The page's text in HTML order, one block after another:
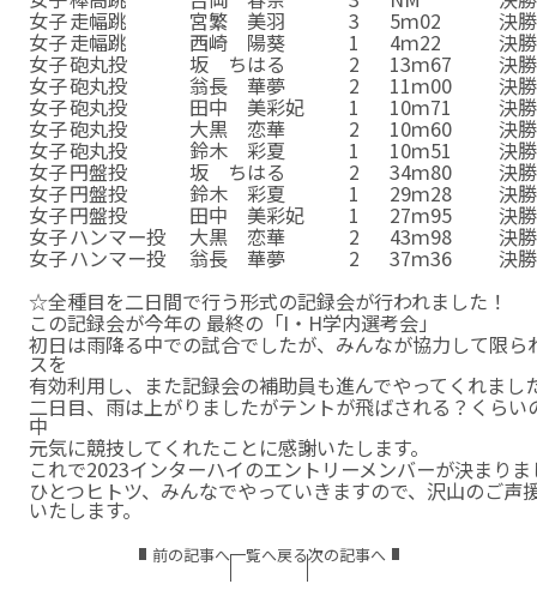
女子走幅跳 宮繁 美羽 3 5ｍ02 決勝
女子走幅跳 西崎 陽葵 1 4ｍ22 決勝
女子砲丸投 坂 ちはる 2 13ｍ67 決勝
女子砲丸投 翁長 華夢 2 11ｍ00 決勝
女子砲丸投 田中 美彩妃 1 10ｍ71 決勝
女子砲丸投 大黒 恋華 2 10ｍ60 決勝
女子砲丸投 鈴木 彩夏 1 10ｍ51 決勝
女子円盤投 坂 ちはる 2 34ｍ80 決勝
女子円盤投 鈴木 彩夏 1 29ｍ28 決勝
女子円盤投 田中 美彩妃 1 27ｍ95 決勝
女子ハンマー投 大黒 恋華 2 43ｍ98 決勝
女子ハンマー投 翁長 華夢 2 37ｍ36 決勝
☆全種目を二日間で行う形式の記録会が行われました！
この記録会が今年の 最終の「I・H学内選考会」
初日は雨降る中での試合でしたが、みんなが協力して限ら
スを
有効利用し、また記録会の補助員も進んでやってくれまし
二日目、雨は上がりましたがテントが飛ばされる？くらい
中
元気に競技してくれたことに感謝いたします。
これで2023インターハイのエントリーメンバーが決まり
ひとつヒトツ、みんなでやっていきますので、沢山のご声
いたします。
前の記事へ一覧へ戻る次の記事へ